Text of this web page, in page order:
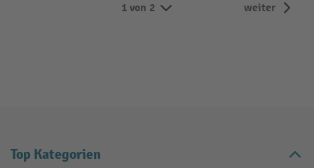
1 von 2 weiter
Top Kategorien